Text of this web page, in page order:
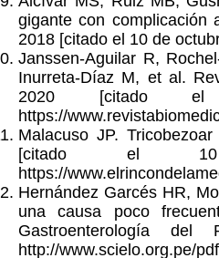
gigante con complicación
2018 [citado el 10 de
Janssen-Aguilar R,
Inurreta-Díaz M, et al.
2020 [citado
https://
Malacuso JP.
[citado el
https://
Hernández Garcés HR,
una causa poco
Gastroenterología
http://www.scielo.org.pe/